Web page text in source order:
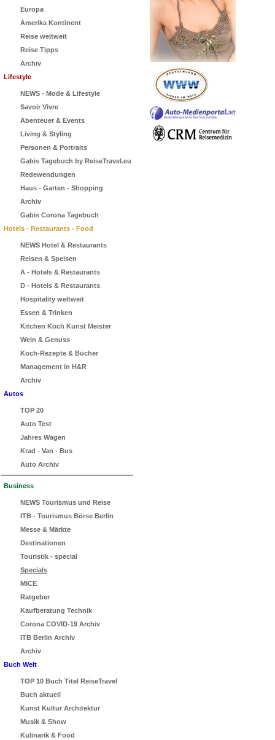
Europa
Amerika Kontinent
Reise weltweit
Reise Tipps
Archiv
Lifestyle
NEWS - Mode & Lifestyle
Savoir Vivre
Abenteuer & Events
Living & Styling
Personen & Portraits
Gabis Tagebuch by ReiseTravel.eu
Redewendungen
Haus - Garten - Shopping
Archiv
Gabis Corona Tagebuch
Hotels - Restaurants - Food
NEWS Hotel & Restaurants
Reisen & Speisen
A - Hotels & Restaurants
D - Hotels & Restaurants
Hospitality weltweit
Essen & Trinken
Kitchen Koch Kunst Meister
Wein & Genuss
Koch-Rezepte & Bücher
Management in H&R
Archiv
Autos
TOP 20
Auto Test
Jahres Wagen
Krad - Van - Bus
Auto Archiv
Business
NEWS Tourismus und Reise
ITB - Tourismus Börse Berlin
Messe & Märkte
Destinationen
Touristik - special
Specials
MICE
Ratgeber
Kaufberatung Technik
Corona COVID-19 Archiv
ITB Berlin Archiv
Archiv
Buch Welt
TOP 10 Buch Titel ReiseTravel
Buch aktuell
Kunst Kultur Architektur
Musik & Show
Kulinarik & Food